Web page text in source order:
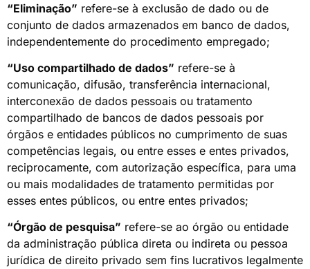
“Eliminação” refere-se à exclusão de dado ou de
conjunto de dados armazenados em banco de dados,
independentemente do procedimento empregado;
“Uso compartilhado de dados” refere-se à
comunicação, difusão, transferência internacional,
interconexão de dados pessoais ou tratamento
compartilhado de bancos de dados pessoais por
órgãos e entidades públicos no cumprimento de suas
competências legais, ou entre esses e entes privados,
reciprocamente, com autorização específica, para uma
ou mais modalidades de tratamento permitidas por
esses entes públicos, ou entre entes privados;
“Órgão de pesquisa” refere-se ao órgão ou entidade
da administração pública direta ou indireta ou pessoa
jurídica de direito privado sem fins lucrativos legalmente